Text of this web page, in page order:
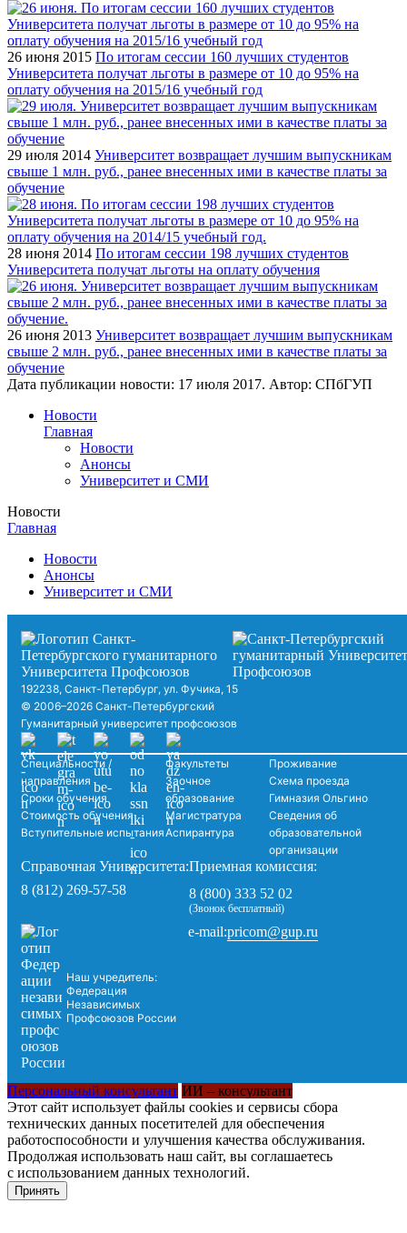
26 июня 2015 По итогам сессии 160 лучших студентов
Университета получат льготы в размере от 10 до 95% на
оплату обучения на 2015/16 учебный год
29 июля 2014 Университет возвращает лучшим выпускникам
свыше 1 млн. руб., ранее внесенных ими в качестве платы за
обучение
28 июня 2014 По итогам сессии 198 лучших студентов
Университета получат льготы на оплату обучения
26 июня 2013 Университет возвращает лучшим выпускникам
свыше 2 млн. руб., ранее внесенных ими в качестве платы за
обучение
Дата публикации новости: 17 июля 2017. Автор: СПбГУП
Новости
Главная
Новости
Анонсы
Университет и СМИ
Новости
Главная
Новости
Анонсы
Университет и СМИ
192238, Санкт-Петербург, ул. Фучика, 15
© 2006–2026 Санкт-Петербургский
Гуманитарный университет профсоюзов
Специальности /
направления
Сроки обучения
Стоимость обучения
Вступительные испытания
Факультеты
Заочное
образование
Магистратура
Аспирантура
Проживание
Схема проезда
Гимназия Ольгино
Сведения об
образовательной
организации
Справочная Университета:
8 (812) 269-57-58
Приемная комиссия:
8 (800) 333 52 02
(Звонок бесплатный)
Наш учредитель:
Федерация
Независимых
Профсоюзов России
e-mail:pricom@gup.ru
Персональный консультант ИИ – консультант
Этот сайт использует файлы cookies и сервисы сбора
технических данных посетителей для обеспечения
работоспособности и улучшения качества обслуживания.
Продолжая использовать наш сайт, вы соглашаетесь
с использованием данных технологий.
Принять